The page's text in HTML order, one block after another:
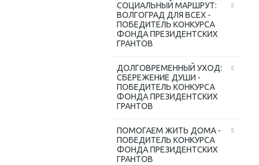
СОЦИАЛЬНЫЙ МАРШРУТ:
ВОЛГОГРАД ДЛЯ ВСЕХ -
ПОБЕДИТЕЛЬ КОНКУРСА
ФОНДА ПРЕЗИДЕНТСКИХ
ГРАНТОВ
ДОЛГОВРЕМЕННЫЙ УХОД:
СБЕРЕЖЕНИЕ ДУШИ -
ПОБЕДИТЕЛЬ КОНКУРСА
ФОНДА ПРЕЗИДЕНТСКИХ
ГРАНТОВ
ПОМОГАЕМ ЖИТЬ ДОМА -
ПОБЕДИТЕЛЬ КОНКУРСА
ФОНДА ПРЕЗИДЕНТСКИХ
ГРАНТОВ